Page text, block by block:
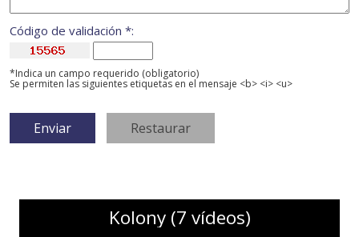
Código de validación *:
*Indica un campo requerido (obligatorio)
Se permiten las siguientes etiquetas en el mensaje <b> <i> <u>
Kolony (7 vídeos)